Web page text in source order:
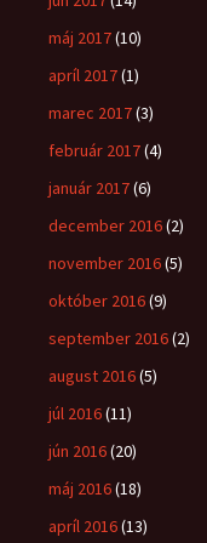
máj 2017(10)
apríl 2017(1)
marec 2017(3)
február 2017(4)
január 2017(6)
december 2016(2)
november 2016(5)
október 2016(9)
september 2016(2)
august 2016(5)
júl 2016(11)
jún 2016(20)
máj 2016(18)
apríl 2016(13)